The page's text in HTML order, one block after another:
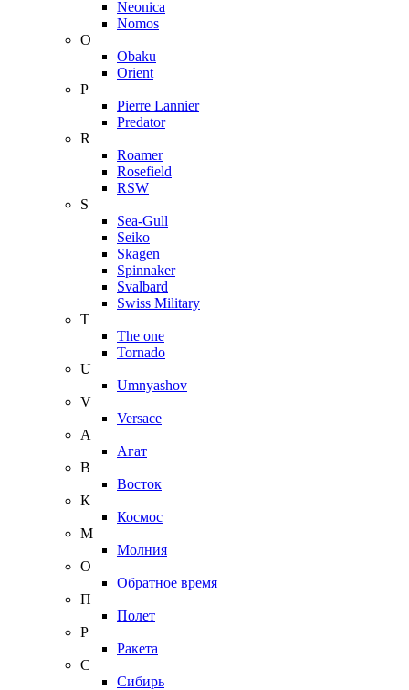
Neonica
Nomos
O
Obaku
Orient
P
Pierre Lannier
Predator
R
Roamer
Rosefield
RSW
S
Sea-Gull
Seiko
Skagen
Spinnaker
Svalbard
Swiss Military
T
The one
Tornado
U
Umnyashov
V
Versace
А
Агат
В
Восток
К
Космос
М
Молния
О
Обратное время
П
Полет
Р
Ракета
С
Сибирь